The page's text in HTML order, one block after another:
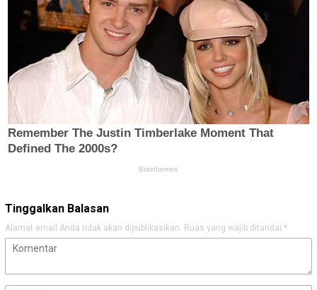
Tinggalkan Balasan
Alamat email Anda tidak akan dipublikasikan. Ruas yang wajib ditandai *